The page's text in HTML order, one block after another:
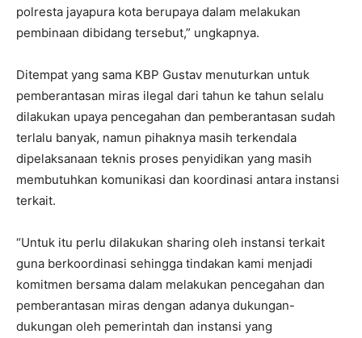
polresta jayapura kota berupaya dalam melakukan
pembinaan dibidang tersebut,” ungkapnya.
Ditempat yang sama KBP Gustav menuturkan untuk
pemberantasan miras ilegal dari tahun ke tahun selalu
dilakukan upaya pencegahan dan pemberantasan sudah
terlalu banyak, namun pihaknya masih terkendala
dipelaksanaan teknis proses penyidikan yang masih
membutuhkan komunikasi dan koordinasi antara instansi
terkait.
“Untuk itu perlu dilakukan sharing oleh instansi terkait
guna berkoordinasi sehingga tindakan kami menjadi
komitmen bersama dalam melakukan pencegahan dan
pemberantasan miras dengan adanya dukungan-
dukungan oleh pemerintah dan instansi yang